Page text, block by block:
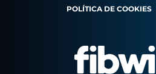
POLÍTICA DE COOKIES